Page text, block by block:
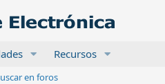
Recursos
en foros